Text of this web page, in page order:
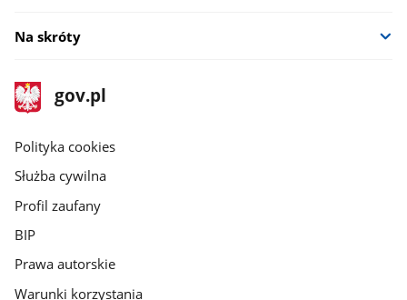
Na skróty
stopka
gov.pl
Strona
gov.pl
gov.pl
Polityka cookies
Służba cywilna
Profil zaufany
BIP
Prawa autorskie
Warunki korzystania